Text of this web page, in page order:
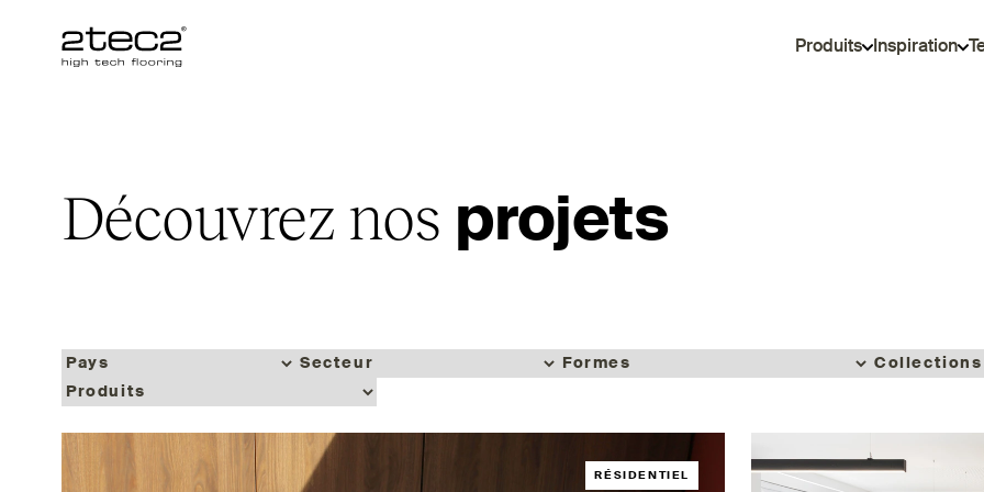
Primary Produits Inspiration
Découvrez nos projets
RÉSIDENTIEL